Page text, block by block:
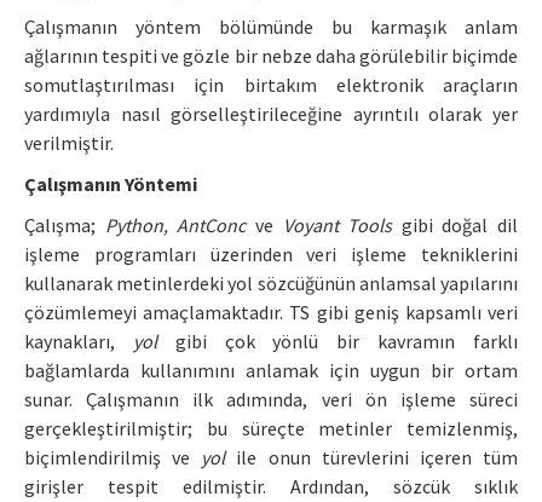
Çalışmanın yöntem bölümünde bu karmaşık anlam
ağlarının tespiti ve gözle bir nebze daha görülebilir biçimde
somutlaştırılması için birtakım elektronik araçların
yardımıyla nasıl görselleştirileceğine ayrıntılı olarak yer
verilmiştir.
Çalışmanın Yöntemi
Çalışma; Python, AntConcve Voyant Toolsgibi doğal dil
işleme programları üzerinden veri işleme tekniklerini
kullanarak metinlerdeki yol sözcüğünün anlamsal yapılarını
çözümlemeyi amaçlamaktadır. TS gibi geniş kapsamlı veri
kaynakları,
yolgibi çok yönlü bir kavramın farklı
bağlamlarda kullanımını anlamak için uygun bir ortam
sunar. Çalışmanın ilk adımında, veri ön işleme süreci
gerçekleştirilmiştir; bu süreçte metinler temizlenmiş,
biçimlendirilmiş ve yolile onun türevlerini içeren tüm
girişler tespit edilmiştir. Ardından, sözcük sıklık